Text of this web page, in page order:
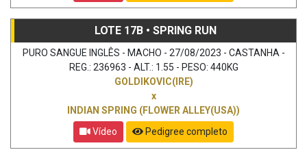
LOTE 17B • SPRING RUN
PURO SANGUE INGLÊS - MACHO - 27/08/2023 - CASTANHA -
REG.: 236963 - ALT.: 1.55 - PESO: 440KG
GOLDIKOVIC(IRE)
x
INDIAN SPRING (FLOWER ALLEY(USA))
Vídeo
Pedigree completo